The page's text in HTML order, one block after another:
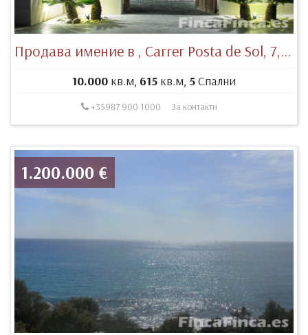
Продава имение в , Carrer Posta de Sol, 7, 07829 Sant Josep de sa Talaia, Illes Balears, España
10.000 кв.м, 615 кв.м, 5Спални
+35987 900 1000 За контакти
1.200.000 €